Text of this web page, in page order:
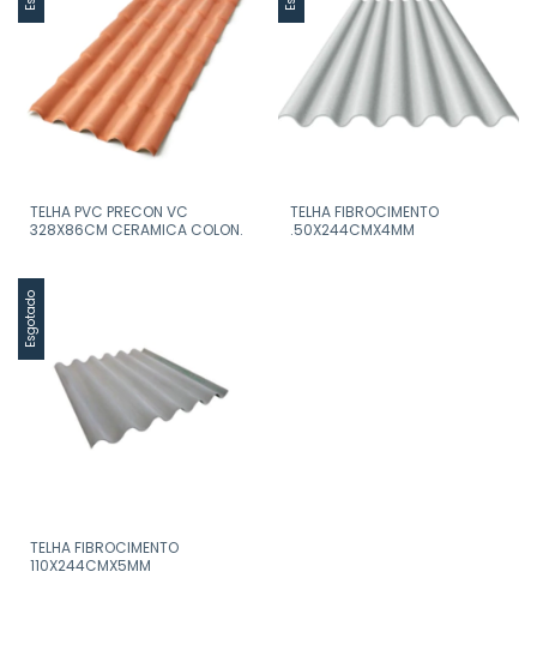
TELHA PVC PRECON VC
328X86CM CERAMICA COLON.
TELHA FIBROCIMENTO
.50X244CMX4MM
Esgotado
TELHA FIBROCIMENTO
110X244CMX5MM